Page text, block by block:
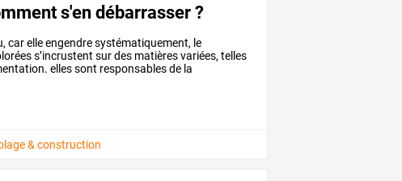
s'en débarrasser ?
carelleengendresystématiquement, le
s’incrustent surdes matièresvariées, telles
ellessont responsablesde la
& construction